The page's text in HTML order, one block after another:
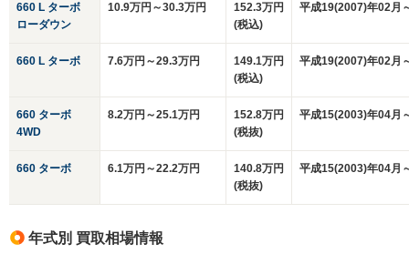
660 L ターボ
ローダウン
10.9万円～30.3万円
152.3万円
(税込)
平成19(2007)年02月
660 L ターボ 7.6万円～29.3万円
149.1万円
(税込)
平成19(2007)年02月
660 ターボ
4WD
8.2万円～25.1万円
152.8万円
(税抜)
平成15(2003)年04月
660 ターボ 6.1万円～22.2万円
140.8万円
(税抜)
平成15(2003)年04月
年式別 買取相場情報